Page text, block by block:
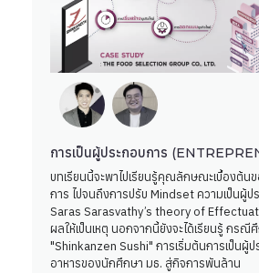
การเป็นผู้ประกอบการ
บทเรียนนี้จะพาไปเรียนรู้คุณลักษณะเบื้องต้น
การ ไปจนถึงการปรับ Mindset ความเป็นผู้ป
Saras Sarasvathy’s theory of
ผลให้เป็นเหตุ นอกจากนี้ยังจะได้เรียนรู้ กรณี
"Shinkanzen Sushi" การเริ่มต้นการเป็นผู้ป
อาหารของนักศึกษา มธ. สู่กิจการพันล้าน